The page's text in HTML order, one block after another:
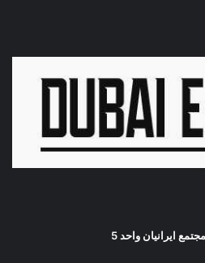
ایرانیان واحد 5